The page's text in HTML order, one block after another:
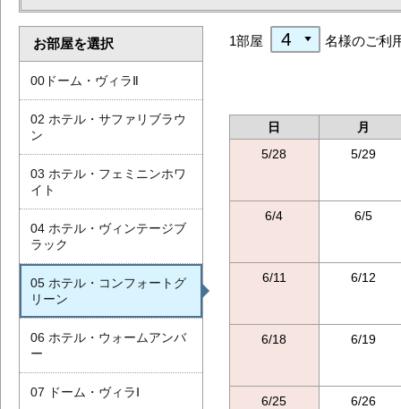
お部屋を選択
00ドーム・ヴィラⅡ
02 ホテル・サファリブラウ
ン
03 ホテル・フェミニンホワ
イト
04 ホテル・ヴィンテージブ
ラック
05 ホテル・コンフォートグ
リーン
06 ホテル・ウォームアンバ
ー
07 ドーム・ヴィラⅠ
1部屋 名様のご利
日
月
5/28
5/29
6/4 6/5
6/11 6/12
6/18 6/19
6/25 6/26